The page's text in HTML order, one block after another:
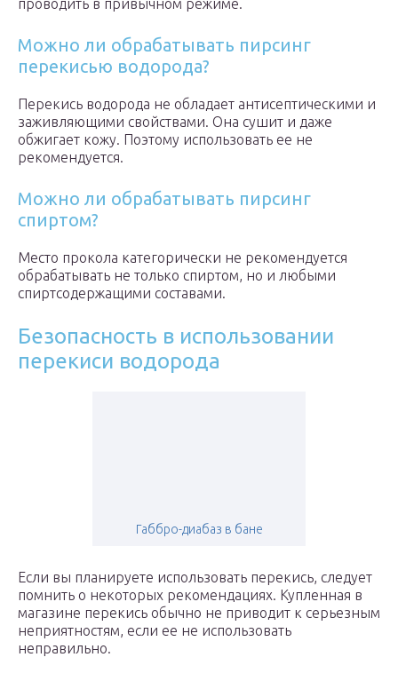
проводить в привычном режиме.
Можно ли обрабатывать пирсинг
перекисью водорода?
Перекись водорода не обладает антисептическими и
заживляющими свойствами. Она сушит и даже
обжигает кожу. Поэтому использовать ее не
рекомендуется.
Можно ли обрабатывать пирсинг
спиртом?
Место прокола категорически не рекомендуется
обрабатывать не только спиртом, но и любыми
спиртсодержащими составами.
Безопасность в использовании
перекиси водорода
Габбро-диабаз в бане
Если вы планируете использовать перекись, следует
помнить о некоторых рекомендациях. Купленная в
магазине перекись обычно не приводит к серьезным
неприятностям, если ее не использовать
неправильно.